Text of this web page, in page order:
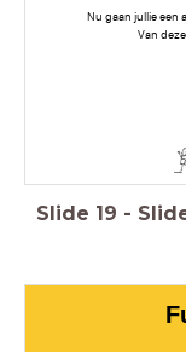
Nu gaan jullie een
Van
Slide 19 -